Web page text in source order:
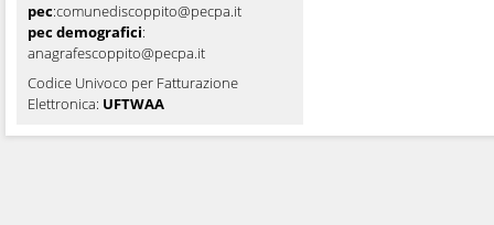
pec:comunediscoppito@pecpa.it
pec demografici:
anagrafescoppito@pecpa.it
Codice Univoco per Fatturazione
Elettronica: UFTWAA